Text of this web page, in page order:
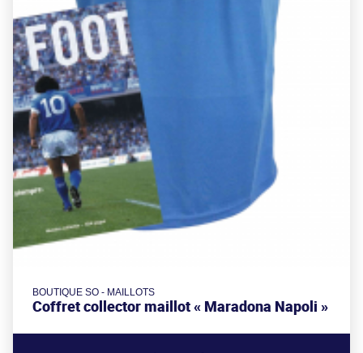
BOUTIQUE SO - MAILLOTS
Coffret collector maillot « Maradona Napoli »